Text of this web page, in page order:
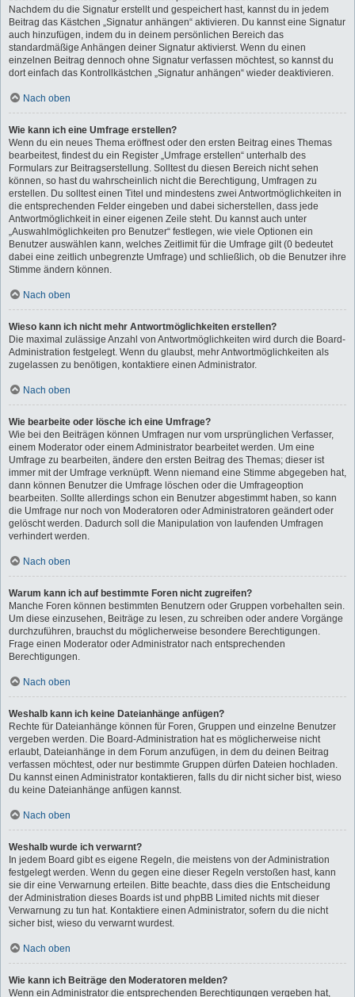
Nachdem du die Signatur erstellt und gespeichert hast, kannst du in jedem
Beitrag das Kästchen „Signatur anhängen“ aktivieren. Du kannst eine Signatur
auch hinzufügen, indem du in deinem persönlichen Bereich das
standardmäßige Anhängen deiner Signatur aktivierst. Wenn du einen
einzelnen Beitrag dennoch ohne Signatur verfassen möchtest, so kannst du
dort einfach das Kontrollkästchen „Signatur anhängen“ wieder deaktivieren.
Nach oben
Wie kann ich eine Umfrage erstellen?
Wenn du ein neues Thema eröffnest oder den ersten Beitrag eines Themas
bearbeitest, findest du ein Register „Umfrage erstellen“ unterhalb des
Formulars zur Beitragserstellung. Solltest du diesen Bereich nicht sehen
können, so hast du wahrscheinlich nicht die Berechtigung, Umfragen zu
erstellen. Du solltest einen Titel und mindestens zwei Antwortmöglichkeiten in
die entsprechenden Felder eingeben und dabei sicherstellen, dass jede
Antwortmöglichkeit in einer eigenen Zeile steht. Du kannst auch unter
„Auswahlmöglichkeiten pro Benutzer“ festlegen, wie viele Optionen ein
Benutzer auswählen kann, welches Zeitlimit für die Umfrage gilt (0 bedeutet
dabei eine zeitlich unbegrenzte Umfrage) und schließlich, ob die Benutzer ihre
Stimme ändern können.
Nach oben
Wieso kann ich nicht mehr Antwortmöglichkeiten erstellen?
Die maximal zulässige Anzahl von Antwortmöglichkeiten wird durch die Board-
Administration festgelegt. Wenn du glaubst, mehr Antwortmöglichkeiten als
zugelassen zu benötigen, kontaktiere einen Administrator.
Nach oben
Wie bearbeite oder lösche ich eine Umfrage?
Wie bei den Beiträgen können Umfragen nur vom ursprünglichen Verfasser,
einem Moderator oder einem Administrator bearbeitet werden. Um eine
Umfrage zu bearbeiten, ändere den ersten Beitrag des Themas; dieser ist
immer mit der Umfrage verknüpft. Wenn niemand eine Stimme abgegeben hat,
dann können Benutzer die Umfrage löschen oder die Umfrageoption
bearbeiten. Sollte allerdings schon ein Benutzer abgestimmt haben, so kann
die Umfrage nur noch von Moderatoren oder Administratoren geändert oder
gelöscht werden. Dadurch soll die Manipulation von laufenden Umfragen
verhindert werden.
Nach oben
Warum kann ich auf bestimmte Foren nicht zugreifen?
Manche Foren können bestimmten Benutzern oder Gruppen vorbehalten sein.
Um diese einzusehen, Beiträge zu lesen, zu schreiben oder andere Vorgänge
durchzuführen, brauchst du möglicherweise besondere Berechtigungen.
Frage einen Moderator oder Administrator nach entsprechenden
Berechtigungen.
Nach oben
Weshalb kann ich keine Dateianhänge anfügen?
Rechte für Dateianhänge können für Foren, Gruppen und einzelne Benutzer
vergeben werden. Die Board-Administration hat es möglicherweise nicht
erlaubt, Dateianhänge in dem Forum anzufügen, in dem du deinen Beitrag
verfassen möchtest, oder nur bestimmte Gruppen dürfen Dateien hochladen.
Du kannst einen Administrator kontaktieren, falls du dir nicht sicher bist, wieso
du keine Dateianhänge anfügen kannst.
Nach oben
Weshalb wurde ich verwarnt?
In jedem Board gibt es eigene Regeln, die meistens von der Administration
festgelegt werden. Wenn du gegen eine dieser Regeln verstoßen hast, kann
sie dir eine Verwarnung erteilen. Bitte beachte, dass dies die Entscheidung
der Administration dieses Boards ist und phpBB Limited nichts mit dieser
Verwarnung zu tun hat. Kontaktiere einen Administrator, sofern du die nicht
sicher bist, wieso du verwarnt wurdest.
Nach oben
Wie kann ich Beiträge den Moderatoren melden?
Wenn ein Administrator die entsprechenden Berechtigungen vergeben hat,